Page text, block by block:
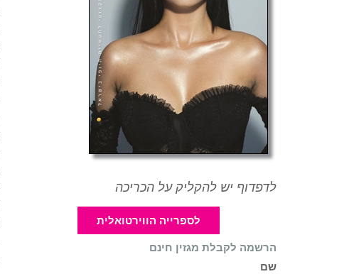
לדפדוף יש להקליק על הכריכה
לספרייה הווירטואלית
הרשמה לקבלת מגזין חינם
שם